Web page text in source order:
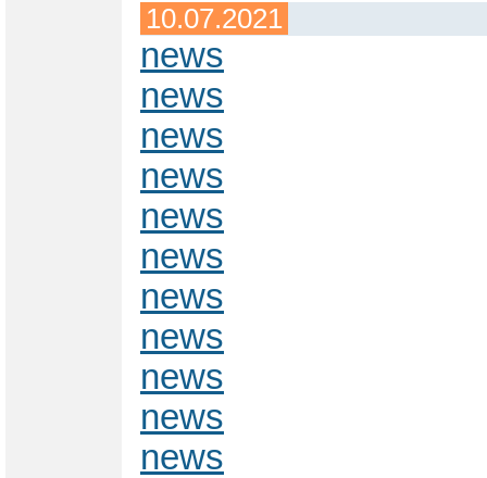
10.07.2021
news
news
news
news
news
news
news
news
news
news
news